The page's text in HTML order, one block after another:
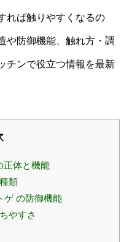
れば触りやすくなるの
や防御機能、触れ方・調
チンで役立つ情報を最新
正体と機能
類
ゲ の防御機能
やすさ